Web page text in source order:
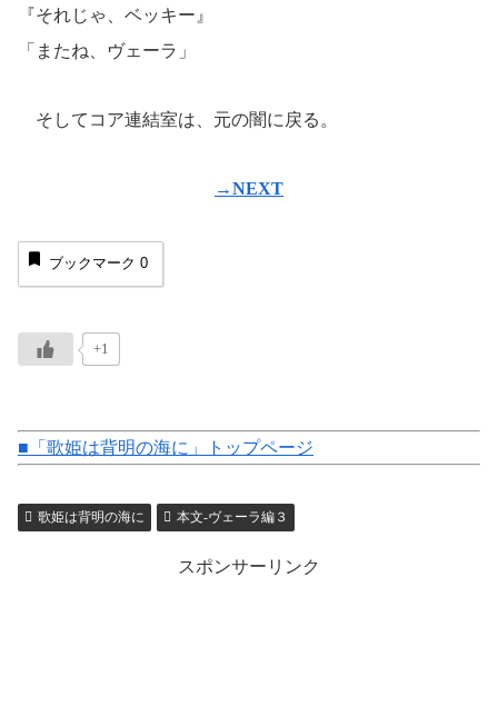
『それじゃ、ベッキー』
「またね、ヴェーラ」
そしてコア連結室は、元の闇に戻る。
→NEXT
ブックマーク 0
+1
■「歌姫は背明の海に」トップページ
歌姫は背明の海に 本文-ヴェーラ編３
スポンサーリンク